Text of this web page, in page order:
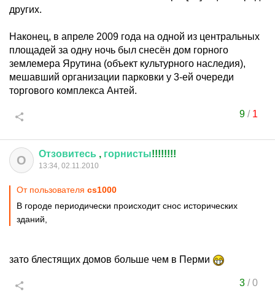
других.
Наконец, в апреле 2009 года на одной из центральных
площадей за одну ночь был снесён дом горного
землемера Ярутина (объект культурного наследия),
мешавший организации парковки у 3-ей очереди
торгового комплекса Антей.
9/ 1
О Отзовитесь , горнисты!!!!!!!!
13:34, 02.11.2010
От пользователя cs1000
В городе периодически происходит снос исторических
зданий,
зато блестящих домов больше чем в Перми
3/0